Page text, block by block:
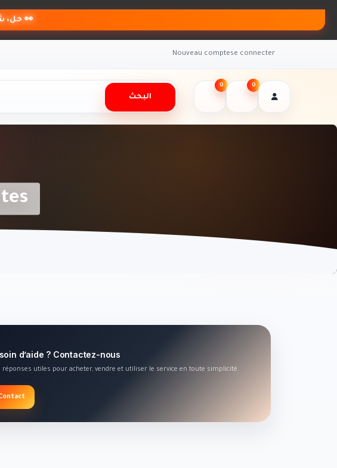
👀 حل،
Nouveau comptese connecter
البحث
0 0
d’aide ? Contactez-nous
réponses utiles pour acheter, vendre et utiliser le service en toute simplicité.